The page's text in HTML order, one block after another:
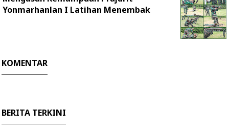
Yonmarhanlan I Latihan Menembak
KOMENTAR
BERITA TERKINI